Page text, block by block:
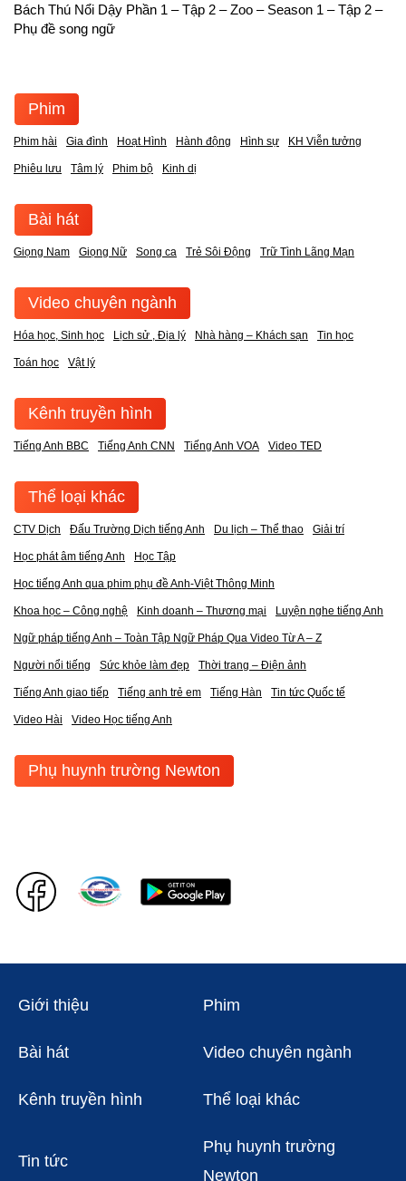
Bách Thú Nổi Dậy Phần 1 – Tập 2 – Zoo – Season 1 – Tập 2 –
Phụ đề song ngữ
Phim
Phim hài Gia đình Hoạt Hình Hành động Hình sự KH Viễn tưởng
Phiêu lưu Tâm lý Phim bộ Kinh dị
Bài hát
Giọng Nam Giọng Nữ Song ca Trẻ Sôi Động Trữ Tình Lãng Mạn
Video chuyên ngành
Hóa học, Sinh học Lịch sử , Địa lý Nhà hàng – Khách sạn Tin học
Toán học Vật lý
Kênh truyền hình
Tiếng Anh BBC Tiếng Anh CNN Tiếng Anh VOA Video TED
Thể loại khác
CTV Dịch Đấu Trường Dịch tiếng Anh Du lịch – Thể thao Giải trí
Học phát âm tiếng Anh Học Tập
Học tiếng Anh qua phim phụ đề Anh-Việt Thông Minh
Khoa học – Công nghệ Kinh doanh – Thương mại Luyện nghe tiếng Anh
Ngữ pháp tiếng Anh – Toàn Tập Ngữ Pháp Qua Video Từ A – Z
Người nổi tiếng Sức khỏe làm đẹp Thời trang – Điện ảnh
Tiếng Anh giao tiếp Tiếng anh trẻ em Tiếng Hàn Tin tức Quốc tế
Video Hài Video Học tiếng Anh
Phụ huynh trường Newton
Giới thiệu Phim
Bài hát Video chuyên ngành
Kênh truyền hình Thể loại khác
Tin tức
Phụ huynh trường
Newton